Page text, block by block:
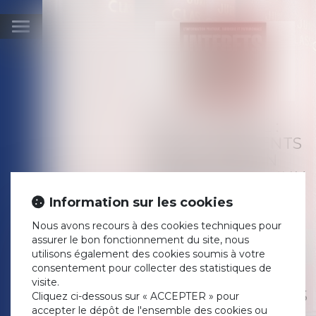
Ouvrir
DEUX BÂTIMENTS
GARAGE COMMUN
PEUVENT ÊTRE
GÉRÉS DE
MANIÈRE
AUTONOME, PAR
DEUX SYNDICATS
COPROPRIÉTAIRES
Information sur les cookies
Nous avons recours à des cookies techniques pour
assurer le bon fonctionnement du site, nous
utilisons également des cookies soumis à votre
consentement pour collecter des statistiques de
visite.
Cliquez ci-dessous sur « ACCEPTER » pour
accepter le dépôt de l'ensemble des cookies ou